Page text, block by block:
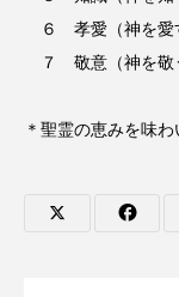
６ 孝愛（神を愛
７ 敬意（神を敬
＊聖霊の恵みを味